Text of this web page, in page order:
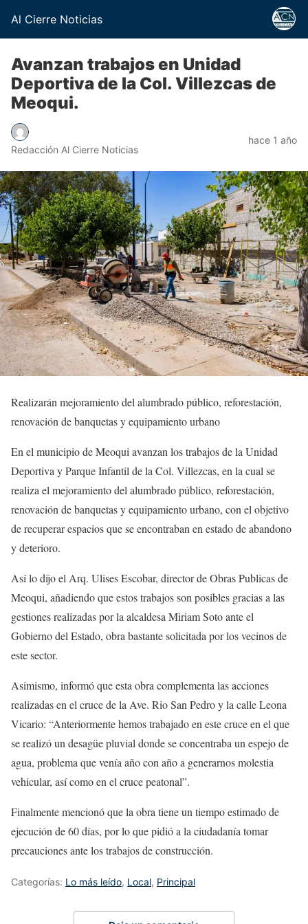
Al Cierre Noticias
Avanzan trabajos en Unidad
Deportiva de la Col. Villezcas de
Meoqui.
Redacción Al Cierre Noticias
hace 1 año
Realizarán mejoramiento del alumbrado público, reforestación,
renovación de banquetas y equipamiento urbano
En el municipio de Meoqui avanzan los trabajos de la Unidad
Deportiva y Parque Infantil de la Col. Villezcas, en la cual se
realiza el mejoramiento del alumbrado público, reforestación,
renovación de banquetas y equipamiento urbano, con el objetivo
de recuperar espacios que se encontraban en estado de abandono
y deterioro.
Así lo dijo el Arq. Ulises Escobar, director de Obras Publicas de
Meoqui, añadiendo que estos trabajos son posibles gracias a las
gestiones realizadas por la alcaldesa Miriam Soto ante el
Gobierno del Estado, obra bastante solicitada por los vecinos de
este sector.
Asimismo, informó que esta obra complementa las acciones
realizadas en el cruce de la Ave. Rio San Pedro y la calle Leona
Vicario: “Anteriormente hemos trabajado en este cruce en el que
se realizó un desagüe pluvial donde se concentraba un espejo de
agua, problema que venía año con año a generarnos molestia
vehicular, así como en el cruce peatonal”.
Finalmente mencionó que la obra tiene un tiempo estimado de
ejecución de 60 días, por lo que pidió a la ciudadanía tomar
precauciones ante los trabajos de construcción.
Categorías: Lo más leído, Local, Principal